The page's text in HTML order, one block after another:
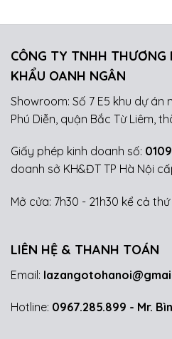
CÔNG TY TNHH THƯƠNG
KHẨU OANH NGÂN
Showroom: Số 7 E5 khu dự án
Phú Diễn, quận Bắc Từ Liêm,
Giấy phép kinh doanh số:
doanh sở KH&ĐT TP Hà Nội
Mở cửa: 7h30 - 21h30 kể cả
LIÊN HỆ & THANH TOÁN
Email:
Hotline: 0967.285.899 - Mr.